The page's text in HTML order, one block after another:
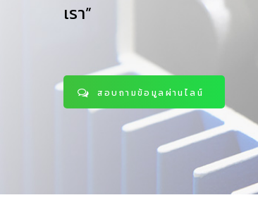
เรา”
สอบถามข้อมูลผ่านไลน์